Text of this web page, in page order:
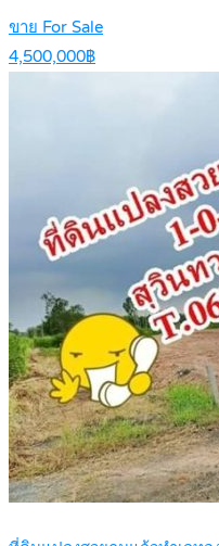
ขาย For Sale
4,500,000฿